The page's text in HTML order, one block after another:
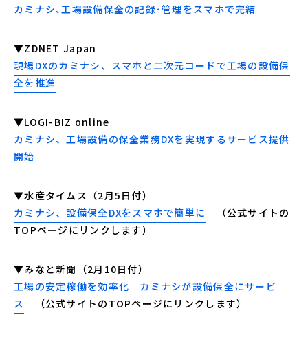
カミナシ､工場設備保全の記録･管理をスマホで完結
▼ZDNET Japan
現場DXのカミナシ、スマホと二次元コードで工場の設備保
全を推進
▼LOGI-BIZ online
カミナシ、工場設備の保全業務DXを実現するサービス提供
開始
▼水産タイムス（2月5日付）
カミナシ、設備保全DXをスマホで簡単に
（公式サイトの
TOPページにリンクします）
▼みなと新聞（2月10日付）
工場の安定稼働を効率化 カミナシが設備保全にサービ
ス
（公式サイトのTOPページにリンクします）